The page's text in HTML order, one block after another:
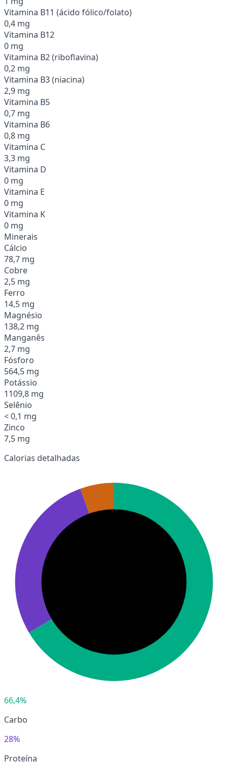
Vitamina B11 (ácido fólico/folato)
0,4 mg
Vitamina B12
0 mg
Vitamina B2 (riboflavina)
0,2 mg
Vitamina B3 (niacina)
2,9 mg
Vitamina B5
0,7 mg
Vitamina B6
0,8 mg
Vitamina C
3,3 mg
Vitamina D
0 mg
Vitamina E
0 mg
Vitamina K
0 mg
Minerais
Cálcio
78,7 mg
Cobre
2,5 mg
Ferro
14,5 mg
Magnésio
138,2 mg
Manganês
2,7 mg
Fósforo
564,5 mg
Potássio
1109,8 mg
Selênio
< 0,1 mg
Zinco
7,5 mg
Calorias detalhadas
66,4%
Carbo
28%
Proteína